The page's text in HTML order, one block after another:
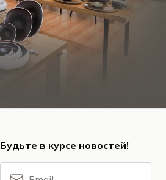
Будьте в курсе новостей!